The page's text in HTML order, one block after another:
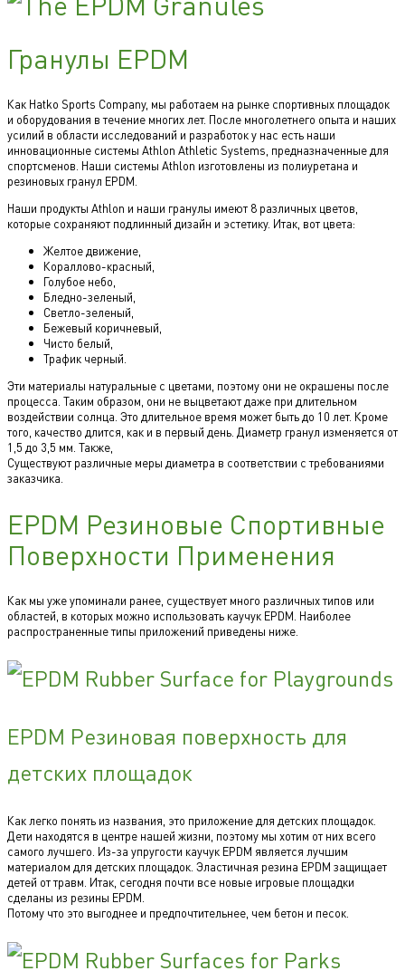
Гранулы EPDM
Как Hatko Sports Company, мы работаем на рынке спортивных площадок
и оборудования в течение многих лет. После многолетнего опыта и наших
усилий в области исследований и разработок у нас есть наши
инновационные системы Athlon Athletic Systems, предназначенные для
спортсменов. Наши системы Athlon изготовлены из полиуретана и
резиновых гранул EPDM.
Наши продукты Athlon и наши гранулы имеют 8 различных цветов,
которые сохраняют подлинный дизайн и эстетику. Итак, вот цвета:
Желтое движение,
Кораллово-красный,
Голубое небо,
Бледно-зеленый,
Светло-зеленый,
Бежевый коричневый,
Чисто белый,
Трафик черный.
Эти материалы натуральные с цветами, поэтому они не окрашены после
процесса. Таким образом, они не выцветают даже при длительном
воздействии солнца. Это длительное время может быть до 10 лет. Кроме
того, качество длится, как и в первый день. Диаметр гранул изменяется от
1,5 до 3,5 мм. Также,
Существуют различные меры диаметра в соответствии с требованиями
заказчика.
EPDM Резиновые Спортивные
Поверхности Применения
Как мы уже упоминали ранее, существует много различных типов или
областей, в которых можно использовать каучук EPDM. Наиболее
распространенные типы приложений приведены ниже.
EPDM Резиновая поверхность для
детских площадок
Как легко понять из названия, это приложение для детских площадок.
Дети находятся в центре нашей жизни, поэтому мы хотим от них всего
самого лучшего. Из-за упругости каучук EPDM является лучшим
материалом для детских площадок. Эластичная резина EPDM защищает
детей от травм. Итак, сегодня почти все новые игровые площадки
сделаны из резины EPDM.
Потому что это выгоднее и предпочтительнее, чем бетон и песок.